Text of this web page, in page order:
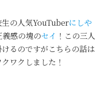
生の人気YouTuberにしや
感の塊のセイ ！この三人
けるのですがこちらの話は
ワクしました！